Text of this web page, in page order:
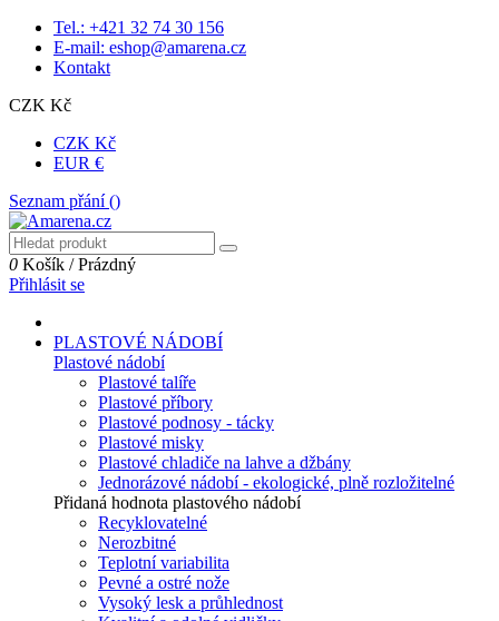
Tel.: +421 32 74 30 156
E-mail: eshop@amarena.cz
Kontakt
CZK Kč
CZK Kč
EUR €
Seznam přání ()
0 Košík /Prázdný
Přihlásit se
PLASTOVÉ NÁDOBÍ
Plastové nádobí
Plastové talíře
Plastové příbory
Plastové podnosy - tácky
Plastové misky
Plastové chladiče na lahve a džbány
Jednorázové nádobí - ekologické, plně rozložitelné
Přidaná hodnota plastového nádobí
Recyklovatelné
Nerozbitné
Teplotní variabilita
Pevné a ostré nože
Vysoký lesk a průhlednost